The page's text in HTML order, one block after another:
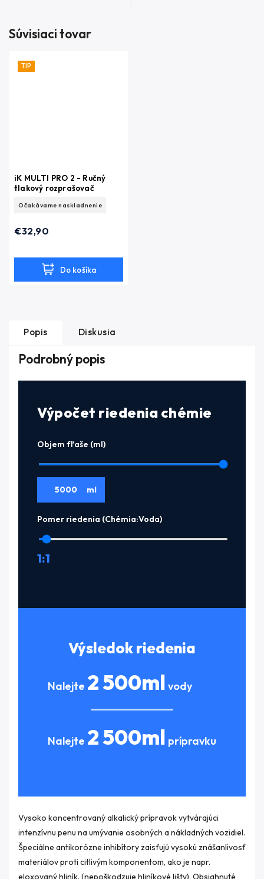
Súvisiaci tovar
TIP
iK MULTI PRO 2 - Ručný
tlakový rozprašovač
Očakávame naskladnenie
€32,90
Do košíka
Popis Diskusia
Podrobný popis
Výpočet riedenia chémie
Objem fľaše (ml)
ml
Pomer riedenia (Chémia:Voda)
1:1
Výsledok riedenia
Nalejte 2 500ml vody
Nalejte 2 500ml prípravku
Vysoko koncentrovaný alkalický prípravok vytvárajúci
intenzívnu penu na umývanie osobných a nákladných vozidiel.
Špeciálne antikorózne inhibítory zaisťujú vysokú znášanlivosť
materiálov proti citlivým komponentom, ako je napr.
eloxovaný hliník. (nepoškodzuje hliníkové lišty). Obsiahnuté